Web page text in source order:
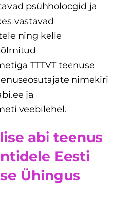
psühholoogid ja
vastavad
ning kelle
TTTVT teenuse
nimekiri
ja
veebilehel.
abi teenus
Eesti
Ühingus